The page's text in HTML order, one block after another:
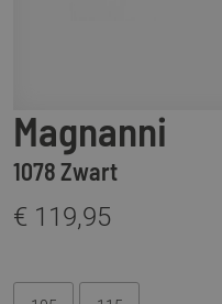
Magnanni
1078 Zwart
€ 119,95